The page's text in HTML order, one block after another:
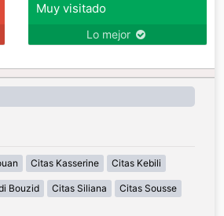
Muy visitado
Lo mejor
Citas Kasserine Citas Kebili
Bouzid Citas Siliana Citas Sousse